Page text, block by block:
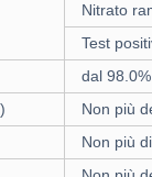
Nitrato
Test
dal
Non più
Non più